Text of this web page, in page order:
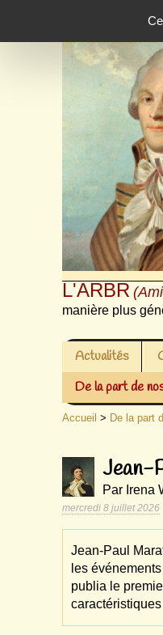
L'ARBR
manière plus
Actualités
De la part de
Accueil > De la part
Jean-
Par Irena
mercredi 8 juillet 2026
Jean-Paul
les
publia le